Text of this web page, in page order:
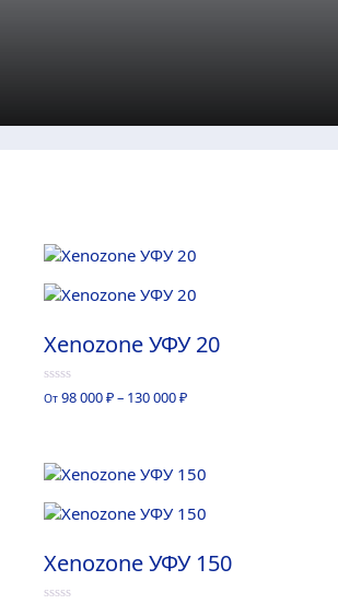
Xenozone УФУ 20
0
из
От98 000₽– 130 000₽
Xenozone УФУ 150